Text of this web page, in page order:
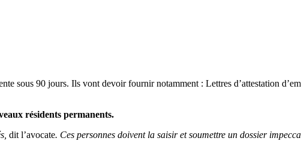
sous 90 jours. Ils vont devoir fournir notamment : Lettres d’attestation
résidents permanents.
dit l’avocate. Ces personnes doivent la saisir et soumettre un dossier